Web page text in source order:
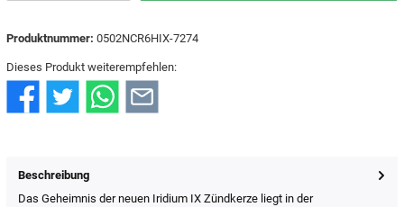
Produktnummer: 0502NCR6HIX-7274
Dieses Produkt weiterempfehlen:
Beschreibung
Das Geheimnis der neuen Iridium IX Zündkerze liegt in der